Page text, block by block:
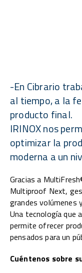
-En Cibrario
al tiempo, a la
producto final.
IRINOX nos
optimizar la
moderna a un
Gracias a
Multiproof Next,
grandes volúmenes
Una tecnología que
permite ofrecer
pensados para un
Cuéntenos sobre